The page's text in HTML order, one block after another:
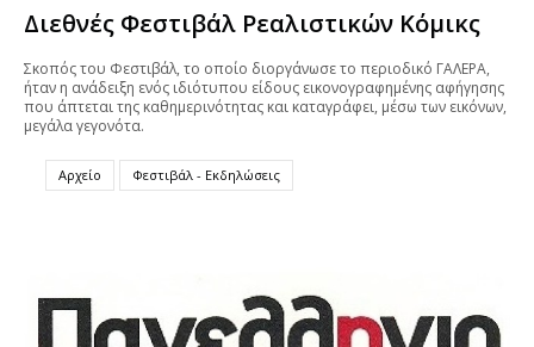
Διεθνές Φεστιβάλ Ρεαλιστικών Κόμικς
Σκοπός του Φεστιβάλ, το οποίο διοργάνωσε το περιοδικό ΓΑΛΕΡΑ,
ήταν η ανάδειξη ενός ιδιότυπου είδους εικονογραφημένης αφήγησης
που άπτεται της καθημερινότητας και καταγράφει, μέσω των εικόνων,
μεγάλα γεγονότα.
Αρχείο Φεστιβάλ - Εκδηλώσεις